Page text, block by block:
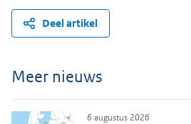
Deel artikel
Meer nieuws
6 augustus 2026